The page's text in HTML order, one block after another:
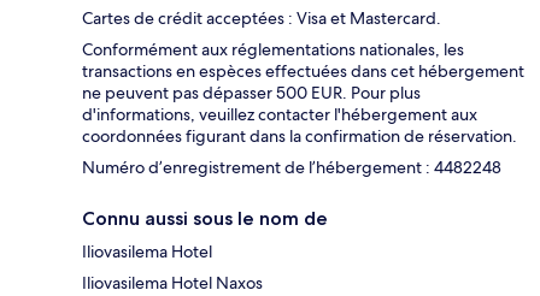
Cartes de crédit acceptées : Visa et Mastercard.
Conformément aux réglementations nationales, les
transactions en espèces effectuées dans cet hébergement
ne peuvent pas dépasser 500 EUR. Pour plus
d'informations, veuillez contacter l'hébergement aux
coordonnées figurant dans la confirmation de réservation.
Numéro d’enregistrement de l’hébergement : 4482248
Connu aussi sous le nom de
Iliovasilema Hotel
Iliovasilema Hotel Naxos